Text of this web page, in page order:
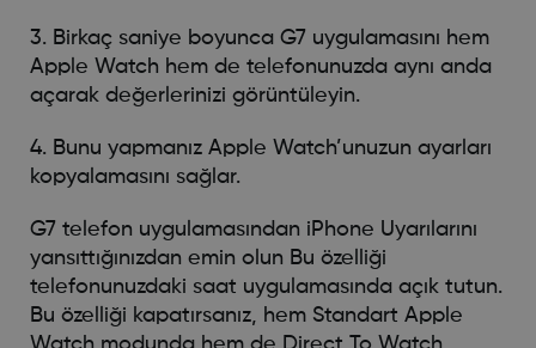
3. Birkaç saniye boyunca G7 uygulamasını hem
Apple Watch hem de telefonunuzda aynı anda
açarak değerlerinizi görüntüleyin.
4. Bunu yapmanız Apple Watch’unuzun ayarları
kopyalamasını sağlar.
G7 telefon uygulamasından iPhone Uyarılarını
yansıttığınızdan emin olun Bu özelliği
telefonunuzdaki saat uygulamasında açık tutun.
Bu özelliği kapatırsanız, hem Standart Apple